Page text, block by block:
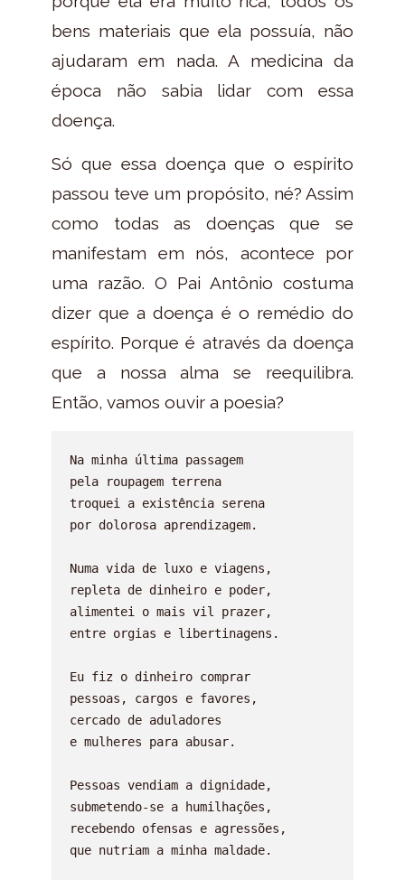
bens materiais que ela possuía, não
ajudaram em nada. A medicina da
época não sabia lidar com essa
doença.
Só que essa doença que o espírito
passou teve um propósito, né? Assim
como todas as doenças que se
manifestam em nós, acontece por
uma razão. O Pai Antônio costuma
dizer que a doença é o remédio do
espírito. Porque é através da doença
que a nossa alma se reequilibra.
Então, vamos ouvir a poesia?
Na minha última passagem
pela roupagem terrena
troquei a existência serena
por dolorosa aprendizagem.
Numa vida de luxo e viagens,
repleta de dinheiro e poder,
alimentei o mais vil prazer,
entre orgias e libertinagens.
Eu fiz o dinheiro comprar
pessoas, cargos e favores,
cercado de aduladores
e mulheres para abusar.
Pessoas vendiam a dignidade,
submetendo-se a humilhações,
recebendo ofensas e agressões,
que nutriam a minha maldade.